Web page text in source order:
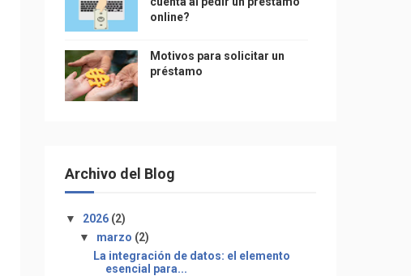
online?
Motivos para solicitar un
préstamo
Archivo del Blog
▼ 2026 (2)
▼ marzo (2)
La integración de datos: el elemento
esencial para...